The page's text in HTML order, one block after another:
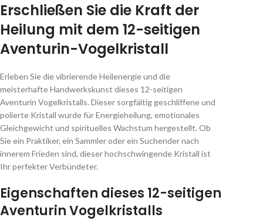
Erschließen Sie die Kraft der
Heilung mit dem 12-seitigen
Aventurin-Vogelkristall
Erleben Sie die vibrierende Heilenergie und die
meisterhafte Handwerkskunst dieses 12-seitigen
Aventurin Vogelkristalls. Dieser sorgfältig geschliffene und
polierte Kristall wurde für Energieheilung, emotionales
Gleichgewicht und spirituelles Wachstum hergestellt. Ob
Sie ein Praktiker, ein Sammler oder ein Suchender nach
innerem Frieden sind, dieser hochschwingende Kristall ist
Ihr perfekter Verbündeter.
Eigenschaften dieses 12-seitigen
Aventurin Vogelkristalls